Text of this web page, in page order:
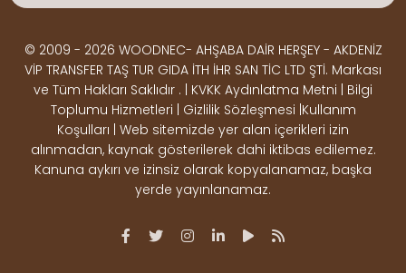
Çeşitlerimiz
Çeşitlerimiz
Kereste
Çeşitlerimiz
Ahşap
Pergole
Ürünler
Deck Montaj
Ahşap
Dekorasyon
OSB,
BİZE ULAŞIN
Altınkale mah Osmangazi cad. no 355 Döşemealtı
Antalya
ÇALIŞMA SAATLERİ
Hafta içi : Haftaiçi 09:00 - 18:00
Hafta sonu : Cumartesi 10:00 - 15:00
İLETİŞİM
© 2009 - 2026 WOODNEC- AHŞABA DAİR HERŞEY - AKDENİZ
VİP TRANSFER TAŞ TUR GIDA İTH İHR SAN TİC LTD ŞTİ. Markası
ve Tüm Hakları Saklıdır . | KVKK Aydınlatma Metni | Bilgi
Toplumu Hizmetleri | Gizlilik Sözleşmesi |Kullanım
Koşulları | Web sitemizde yer alan içerikleri izin
alınmadan, kaynak gösterilerek dahi iktibas edilemez.
Kanuna aykırı ve izinsiz olarak kopyalanamaz, başka
yerde yayınlanamaz.